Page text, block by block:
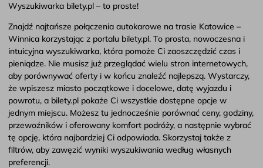
Wyszukiwarka bilety.pl – to proste!
Znajdź najtańsze połączenia autokarowe na trasie Katowice –
Winnica korzystając z portalu bilety.pl. To prosta, nowoczesna i
intuicyjna wyszukiwarka, która pomoże Ci zaoszczędzić czas i
pieniądze. Nie musisz już przeglądać wielu stron internetowych,
aby porównywać oferty i w końcu znaleźć najlepszą. Wystarczy,
że wpiszesz miasto początkowe i docelowe, datę wyjazdu i
powrotu, a bilety.pl pokaże Ci wszystkie dostępne opcje w
jednym miejscu. Możesz tu jednocześnie porównać ceny, godziny,
przewoźników i oferowany komfort podróży, a następnie wybrać
tę opcję, która najbardziej Ci odpowiada. Skorzystaj także z
filtrów, aby zawęzić wyniki wyszukiwania według własnych
preferencji.